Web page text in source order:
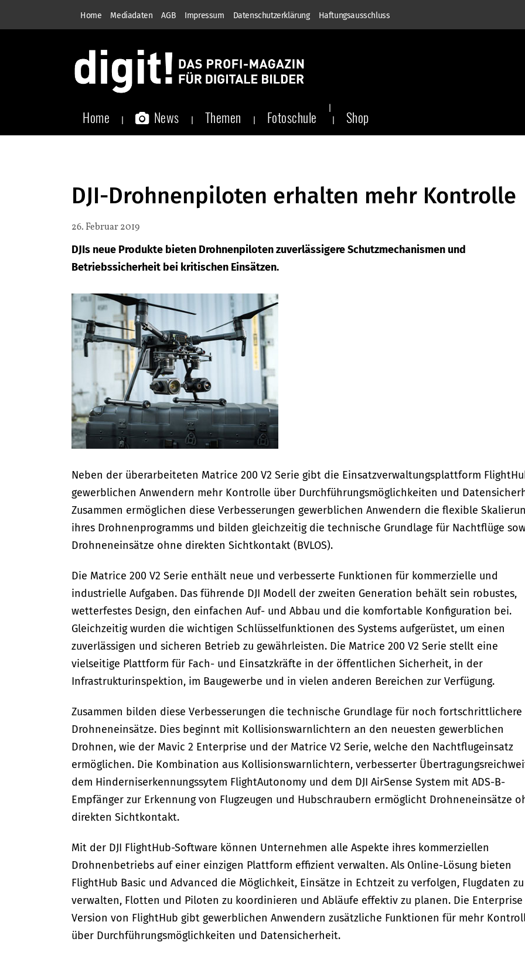
Home Mediadaten AGB Impressum Datenschutzerklärung Haftungsausschluss
Home News Themen Fotoschule Shop
DJI-Drohnenpiloten erhalten mehr Kontrolle
26. Februar 2019
DJIs neue Produkte bieten Drohnenpiloten zuverlässigere Schutzmechanismen und
Betriebssicherheit bei kritischen Einsätzen.
Neben der überarbeiteten Matrice 200 V2 Serie gibt die Einsatzverwaltungsplattform
gewerblichen Anwendern mehr Kontrolle über Durchführungsmöglichkeiten und
Zusammen ermöglichen diese Verbesserungen gewerblichen Anwendern die flexible
ihres Drohnenprogramms und bilden gleichzeitig die technische Grundlage für Nachtflüge
Drohneneinsätze ohne direkten Sichtkontakt (BVLOS).
Die Matrice 200 V2 Serie enthält neue und verbesserte Funktionen für kommerzielle und
industrielle Aufgaben. Das führende DJI Modell der zweiten Generation behält sein robustes,
wetterfestes Design, den einfachen Auf- und Abbau und die komfortable Konfiguration bei.
Gleichzeitig wurden die wichtigen Schlüsselfunktionen des Systems aufgerüstet, um einen
zuverlässigen und sicheren Betrieb zu gewährleisten. Die Matrice 200 V2 Serie stellt eine
vielseitige Plattform für Fach- und Einsatzkräfte in der öffentlichen Sicherheit, in der
Infrastrukturinspektion, im Baugewerbe und in vielen anderen Bereichen zur Verfügung.
Zusammen bilden diese Verbesserungen die technische Grundlage für noch fortschrittlichere
Drohneneinsätze. Dies beginnt mit Kollisionswarnlichtern an den neuesten gewerblichen
Drohnen, wie der Mavic 2 Enterprise und der Matrice V2 Serie, welche den Nachtflugeinsatz
ermöglichen. Die Kombination aus Kollisionswarnlichtern, verbesserter
dem Hinderniserkennungssytem FlightAutonomy und dem DJI AirSense System mit ADS-B-
Empfänger zur Erkennung von Flugzeugen und Hubschraubern ermöglicht Drohneneinsätze
direkten Sichtkontakt.
Mit der DJI FlightHub-Software können Unternehmen alle Aspekte ihres kommerziellen
Drohnenbetriebs auf einer einzigen Plattform effizient verwalten. Als Online-Lösung bieten
FlightHub Basic und Advanced die Möglichkeit, Einsätze in Echtzeit zu verfolgen, Flugdaten zu
verwalten, Flotten und Piloten zu koordinieren und Abläufe effektiv zu planen. Die Enterprise
Version von FlightHub gibt gewerblichen Anwendern zusätzliche Funktionen für mehr
über Durchführungsmöglichkeiten und Datensicherheit.